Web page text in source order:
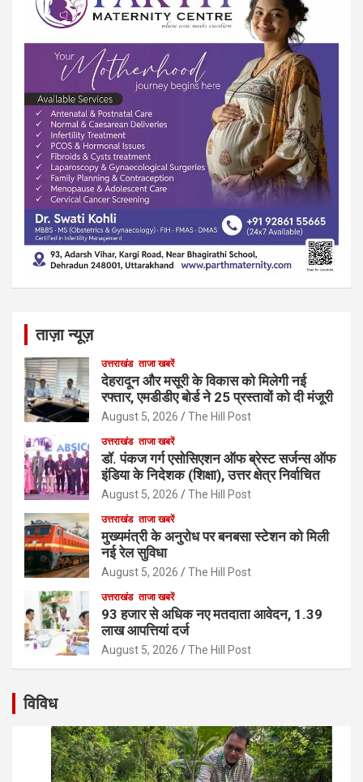
ताज़ा न्यूज़
उत्तराखंड ताजा खबरें
देहरादून और मसूरी के विकास को मिलेगी नई
रफ्तार, एमडीडीए बोर्ड ने 25 प्रस्तावों को दी मंजूरी
August 5, 2026 The Hill Post
उत्तराखंड ताजा खबरें
डॉ. पंकज गर्ग एसोसिएशन ऑफ ब्रेस्ट सर्जन्स ऑफ
इंडिया के निदेशक (शिक्षा), उत्तर क्षेत्र निर्वाचित
August 5, 2026 The Hill Post
उत्तराखंड ताजा खबरें
मुख्यमंत्री के अनुरोध पर बनबसा स्टेशन को मिली
नई रेल सुविधा
August 5, 2026 The Hill Post
उत्तराखंड ताजा खबरें
93 हजार से अधिक नए मतदाता आवेदन, 1.39
लाख आपत्तियां दर्ज
August 5, 2026 The Hill Post
विविध